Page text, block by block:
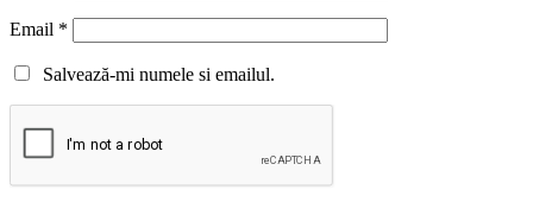
Email *
Salvează-mi numele si emailul.